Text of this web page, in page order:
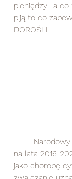
pieniędzy- a co
piją to co
DOROŚLI.
na lata 2016-
jako chorobę